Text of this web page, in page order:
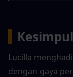
Lucilla
dengan gaya